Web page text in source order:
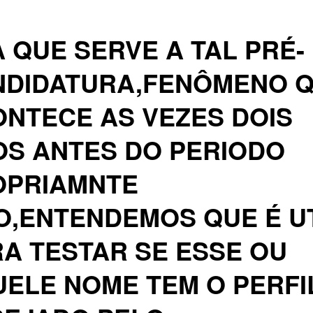
QUE SERVE A TAL PRÉ-
AS VEZES DOIS
ANTES DO PERIODO
QUE É
TESTAR SE ESSE OU
NOME TEM O